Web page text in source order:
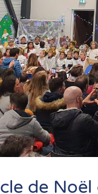
de Noël